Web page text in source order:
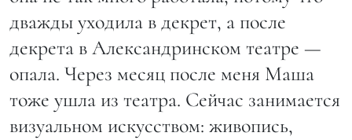
дважды уходила в декрет, а после
декрета в Александринском театре —
опала. Через месяц после меня Маша
тоже ушла из театра. Сейчас занимается
визуальном искусством: живопись,